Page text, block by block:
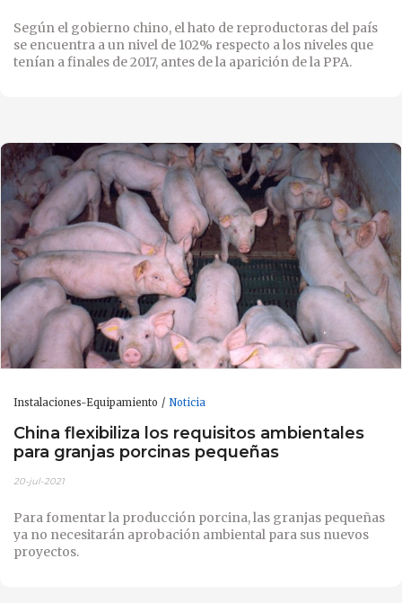
Según el gobierno chino, el hato de reproductoras del país
se encuentra a un nivel de 102% respecto a los niveles que
tenían a finales de 2017, antes de la aparición de la PPA.
Instalaciones-Equipamiento Noticia
China flexibiliza los requisitos ambientales
para granjas porcinas pequeñas
20-jul-2021
Para fomentar la producción porcina, las granjas pequeñas
ya no necesitarán aprobación ambiental para sus nuevos
proyectos.